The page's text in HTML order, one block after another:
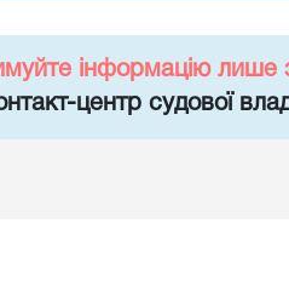
інформацію лише
центр судової